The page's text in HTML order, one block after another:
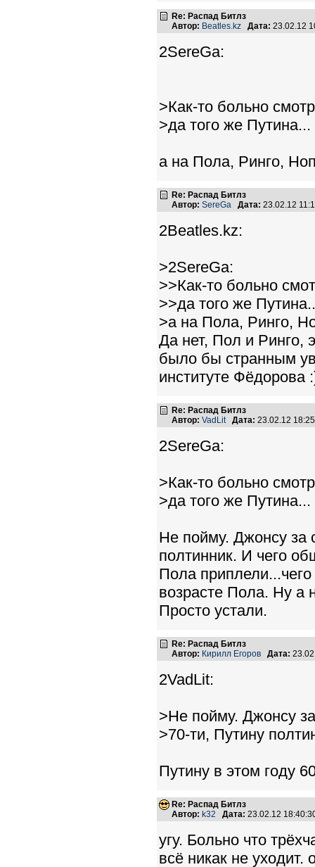
Re: Распад Битлз
Автор: Beatles.kz Дата: 23.02.12
2SereGa:
>Как-то больно
>да того же Путина...
а на Пола, Ринго,
Re: Распад Битлз
Автор: SereGa Дата: 23.02.12
2Beatles.kz:
>2SereGa:
>>Как-то больно
>>да того же
>а на Пола, Ринго,
Да нет, Пол и Ринго,
было бы странным
институте Фёдорова
Re: Распад Битлз
Автор: VadLit Дата: 23.02.12
2SereGa:
>Как-то больно
>да того же Путина...
Не пойму. Джонсу за
полтинник. И чего
Пола
возрасте Пола. Ну а
Просто устали.
Re: Распад Битлз
Автор: Кирилл Егоров Дата:
2VadLit:
>Не пойму. Джонсу
>70-ти, Путину
Путину в этом году
Re: Распад Битлз
Автор: k32 Дата: 23.02.12
угу. Больно что
всё никак не уходит.